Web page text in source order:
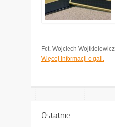
Fot. Wojciech Wojtkielewicz
Więcej informacji o gali.
Ostatnie